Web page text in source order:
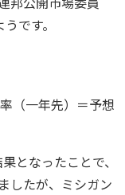
です。
（一年先）＝予想
となったことで、
したが、ミシガン